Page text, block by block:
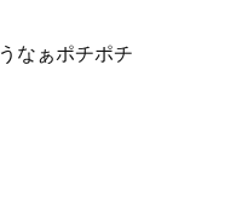
なぁポチポチ